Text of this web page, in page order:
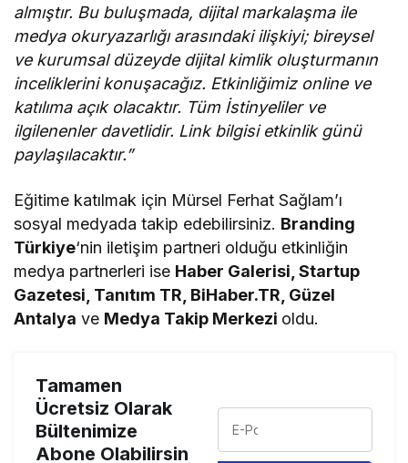
almıştır. Bu buluşmada, dijital markalaşma ile
medya okuryazarlığı arasındaki ilişkiyi; bireysel
ve kurumsal düzeyde dijital kimlik oluşturmanın
inceliklerini konuşacağız. Etkinliğimiz online ve
katılıma açık olacaktır. Tüm İstinyeliler ve
ilgilenenler davetlidir. Link bilgisi etkinlik günü
paylaşılacaktır.”
Eğitime katılmak için Mürsel Ferhat Sağlam’ı
sosyal medyada takip edebilirsiniz. Branding
Türkiye‘nin iletişim partneri olduğu etkinliğin
medya partnerleri ise Haber Galerisi, Startup
Gazetesi, Tanıtım TR, BiHaber.TR, Güzel
Antalya ve Medya Takip Merkezi oldu.
Tamamen
Ücretsiz Olarak
Bültenimize
Abone Olabilirsin